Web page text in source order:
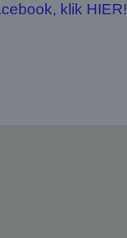
klik HIER!